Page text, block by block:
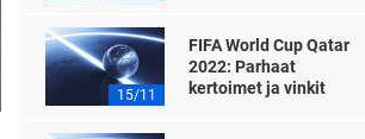
15/11
FIFA World Cup Qatar
2022: Parhaat
kertoimet ja vinkit